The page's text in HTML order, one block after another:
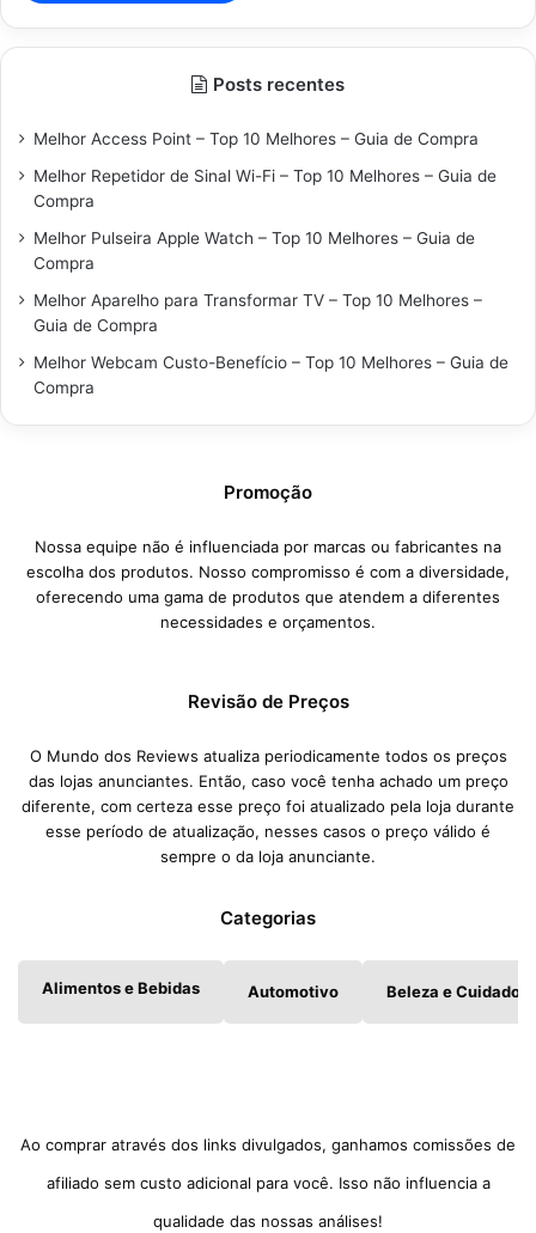
Posts recentes
Melhor Access Point – Top 10 Melhores – Guia de Compra
Melhor Repetidor de Sinal Wi-Fi – Top 10 Melhores – Guia de
Compra
Melhor Pulseira Apple Watch – Top 10 Melhores – Guia de
Compra
Melhor Aparelho para Transformar TV – Top 10 Melhores –
Guia de Compra
Melhor Webcam Custo-Benefício – Top 10 Melhores – Guia de
Compra
Promoção
Nossa equipe não é influenciada por marcas ou fabricantes na
escolha dos produtos. Nosso compromisso é com a diversidade,
oferecendo uma gama de produtos que atendem a diferentes
necessidades e orçamentos.
Revisão de Preços
O Mundo dos Reviews atualiza periodicamente todos os preços
das lojas anunciantes. Então, caso você tenha achado um preço
diferente, com certeza esse preço foi atualizado pela loja durante
esse período de atualização, nesses casos o preço válido é
sempre o da loja anunciante.
Categorias
Alimentos e Bebidas Automotivo Beleza e Cuidados
Ao comprar através dos links divulgados, ganhamos comissões de
afiliado sem custo adicional para você. Isso não influencia a
qualidade das nossas análises!